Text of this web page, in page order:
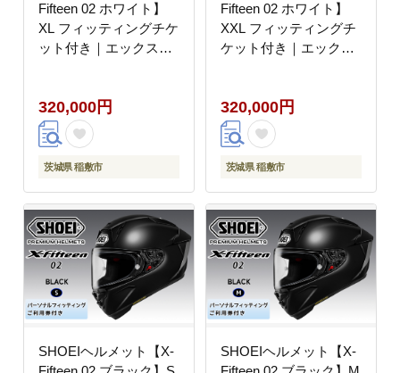
Fifteen 02 ホワイト】
XL フィッティングチケ
ット付き｜エックスフ
ーリング レーサー ショ
ウエイ [2205]
320,000円
茨城県 稲敷市
Fifteen 02 ホワイト】
XXL フィッティングチ
ケット付き｜エックス
ツーリング レーサー シ
ョウエイ [2206]
320,000円
茨城県 稲敷市
SHOEIヘルメット【X-
SHOEIヘルメット【X-